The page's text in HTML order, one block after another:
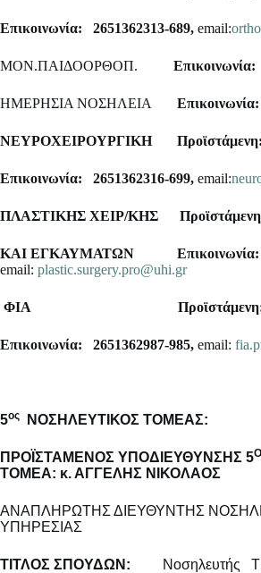
Επικοινωνία: 2651362313-689, email:
ΜΟΝ.ΠΑΙΔΟΟΡΘΟΠ. Επικοινωνία:
ΗΜΕΡΗΣΙΑ ΝΟΣΗΛΕΙΑ Επικοινωνία:
ΝΕΥΡΟΧΕΙΡΟΥΡΓΙΚΗ Προϊστάμενη:
Επικοινωνία: 2651362316-699, email:
ΠΛΑΣΤΙΚΗΣ ΧΕΙΡ/ΚΗΣ
ΚΑΙ ΕΓΚΑΥΜΑΤΩΝ
email: plastic.surgery.pro@uhi.gr
ΦΙΑ
Επικοινωνία: 2651362987-985, email:
5ος NOΣΗΛΕΥΤΙΚΟΣ ΤΟΜΕΑΣ:
ΠΡΟΪΣΤΑΜΕΝΟΣ ΥΠΟΔΙΕΥΘΥΝΣΗΣ 5
ΤΟΜΕΑ: κ. ΑΓΓΕΛΗΣ ΝΙΚΟΛΑΟΣ
ΑΝΑΠΛΗΡΩΤΗΣ ΔΙΕΥΘΥΝΤΗΣ
ΥΠΗΡΕΣΙΑΣ
ΤΙΤΛΟΣ ΣΠΟΥΔΩΝ: Νοσηλευτής